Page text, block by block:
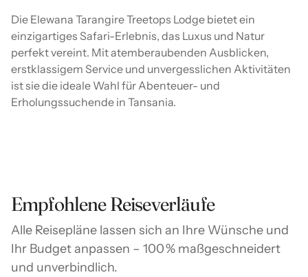
Die Elewana Tarangire Treetops Lodge bietet ein
einzigartiges Safari-Erlebnis, das Luxus und Natur
perfekt vereint. Mit atemberaubenden Ausblicken,
erstklassigem Service und unvergesslichen Aktivitäten
ist sie die ideale Wahl für Abenteuer- und
Erholungssuchende in Tansania.
Empfohlene Reiseverläufe
Alle Reisepläne lassen sich an Ihre Wünsche und
Ihr Budget anpassen – 100 % maßgeschneidert
und unverbindlich.